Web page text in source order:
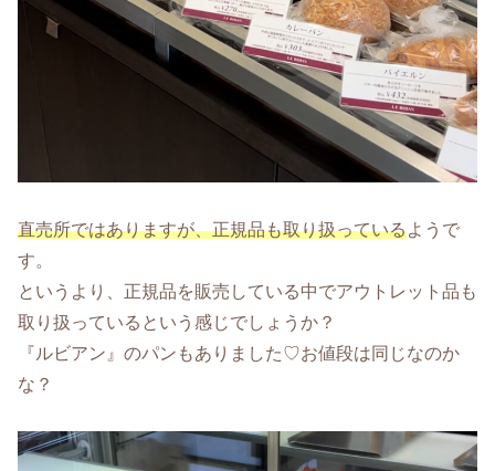
直売所ではありますが、正規品も取り扱っているようで
す。
というより、正規品を販売している中でアウトレット品も
取り扱っているという感じでしょうか？
『ルビアン』のパンもありました♡お値段は同じなのか
な？